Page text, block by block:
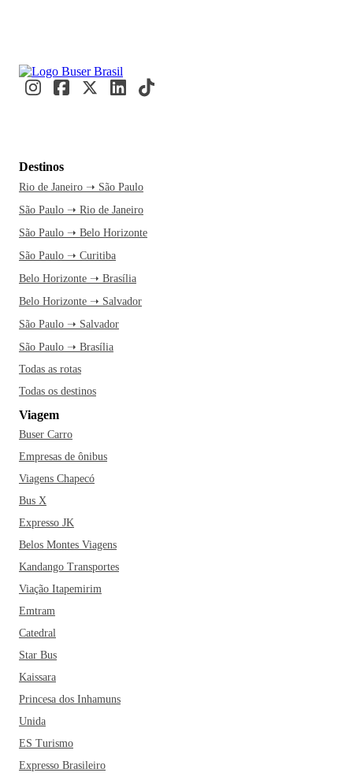
Destinos
Rio de Janeiro ➝ São Paulo
São Paulo ➝ Rio de Janeiro
São Paulo ➝ Belo Horizonte
São Paulo ➝ Curitiba
Belo Horizonte ➝ Brasília
Belo Horizonte ➝ Salvador
São Paulo ➝ Salvador
São Paulo ➝ Brasília
Todas as rotas
Todas os destinos
Viagem
Buser Carro
Empresas de ônibus
Viagens Chapecó
Bus X
Expresso JK
Belos Montes Viagens
Kandango Transportes
Viação Itapemirim
Emtram
Catedral
Star Bus
Kaissara
Princesa dos Inhamuns
Unida
ES Turismo
Expresso Brasileiro